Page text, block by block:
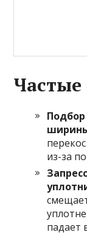
Подбор
из-за
падает